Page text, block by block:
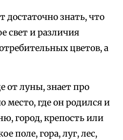
достаточно знать, что
свет и различия
цветов, а
от луны, знает про
место, где он родился и
город, крепость или
поле, гора, луг, лес,